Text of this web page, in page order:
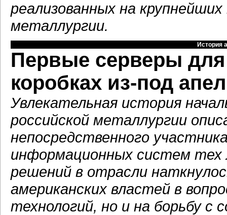
реализованных на
металлургии.
История
Первые серверы для
коробках из-под
Увлекательная история
российской металлургии
непосредственного
информационных систем тех
решений в отрасли
американских властей в
технологий, но и на борьбу